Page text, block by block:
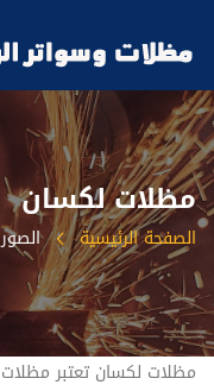
مظلات لكسان
الصفحة الرئيسية
مظلات لكسان تعتبر